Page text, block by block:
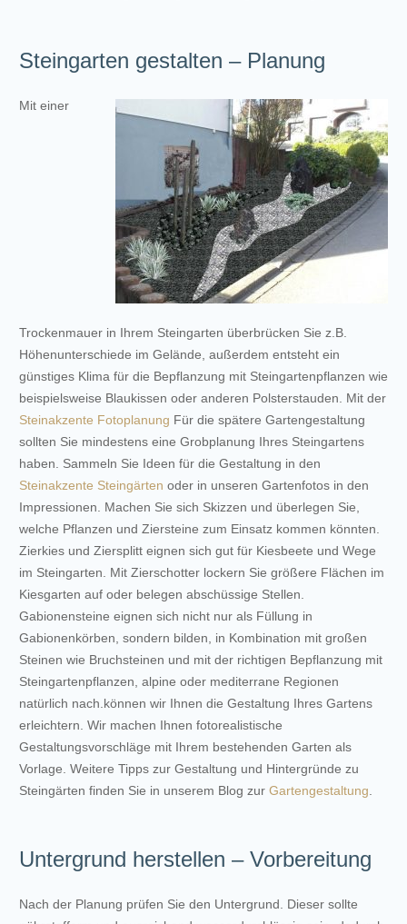
Steingarten gestalten – Planung
Mit einer
Trockenmauer in Ihrem Steingarten überbrücken Sie z.B.
Höhenunterschiede im Gelände, außerdem entsteht ein
günstiges Klima für die Bepflanzung mit Steingartenpflanzen wie
beispielsweise Blaukissen oder anderen Polsterstauden. Mit der
Steinakzente Fotoplanung Für die spätere Gartengestaltung
sollten Sie mindestens eine Grobplanung Ihres Steingartens
haben. Sammeln Sie Ideen für die Gestaltung in den
Steinakzente Steingärten oder in unseren Gartenfotos in den
Impressionen. Machen Sie sich Skizzen und überlegen Sie,
welche Pflanzen und Ziersteine zum Einsatz kommen könnten.
Zierkies und Ziersplitt eignen sich gut für Kiesbeete und Wege
im Steingarten. Mit Zierschotter lockern Sie größere Flächen im
Kiesgarten auf oder belegen abschüssige Stellen.
Gabionensteine eignen sich nicht nur als Füllung in
Gabionenkörben, sondern bilden, in Kombination mit großen
Steinen wie Bruchsteinen und mit der richtigen Bepflanzung mit
Steingartenpflanzen, alpine oder mediterrane Regionen
natürlich nach.können wir Ihnen die Gestaltung Ihres Gartens
erleichtern. Wir machen Ihnen fotorealistische
Gestaltungsvorschläge mit Ihrem bestehenden Garten als
Vorlage. Weitere Tipps zur Gestaltung und Hintergründe zu
Steingärten finden Sie in unserem Blog zur Gartengestaltung
Untergrund herstellen – Vorbereitung
Nach der Planung prüfen Sie den Untergrund. Dieser sollte